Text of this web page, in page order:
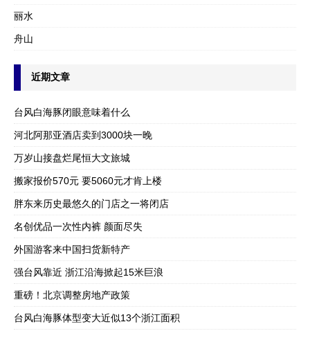
丽水
舟山
近期文章
台风白海豚闭眼意味着什么
河北阿那亚酒店卖到3000块一晚
万岁山接盘烂尾恒大文旅城
搬家报价570元 要5060元才肯上楼
胖东来历史最悠久的门店之一将闭店
名创优品一次性内裤 颜面尽失
外国游客来中国扫货新特产
强台风靠近 浙江沿海掀起15米巨浪
重磅！北京调整房地产政策
台风白海豚体型变大近似13个浙江面积